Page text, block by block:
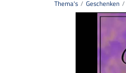
Thema's Geschenken